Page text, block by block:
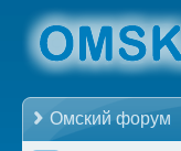
Омский форум